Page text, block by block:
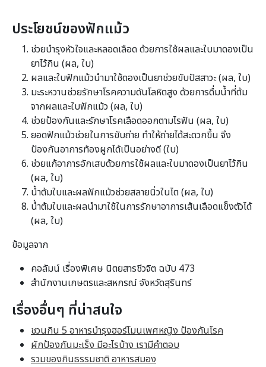
ประโยชน์ของฟักแม้ว
ช่วยบำรุงหัวใจและหลอดเลือด ด้วยการใช้ผลและใบมาดองเป็น
ยาไว้กิน (ผล, ใบ)
ผลและใบฟักแม้วนำมาใช้ดองเป็นยาช่วยขับปัสสาวะ (ผล, ใบ)
มะระหวานช่วยรักษาโรคความดันโลหิตสูง ด้วยการดื่มน้ำที่ต้ม
จากผลและใบฟักแม้ว (ผล, ใบ)
ช่วยป้องกันและรักษาโรคเลือดออกตามไรฟัน (ผล, ใบ)
ยอดฟักแม้วช่วยในการขับถ่าย ทำให้ถ่ายได้สะดวกขึ้น จึง
ป้องกันอาการท้องผูกได้เป็นอย่างดี (ใบ)
ช่วยแก้อาการอักเสบด้วยการใช้ผลและใบมาดองเป็นยาไว้กิน
(ผล, ใบ)
น้ำต้มใบและผลฟักแม้วช่วยสลายนิ่วในไต (ผล, ใบ)
น้ำต้มใบและผลนำมาใช้ในการรักษาอาการเส้นเลือดแข็งตัวได้
(ผล, ใบ)
ข้อมูลจาก
คอลัมน์ เรื่องพิเศษ นิตยสารชีวจิต ฉบับ 473
สำนักงานเกษตรและสหกรณ์ จังหวัดสุรินทร์
เรื่องอื่นๆ ที่น่าสนใจ
ชวนกิน 5 อาหารบำรุงฮอร์โมนเพศหญิง ป้องกันโรค
ผักป้องกันมะเร็ง มีอะไรบ้าง เรามีคำตอบ
รวมของกินธรรมชาติ อาหารสมอง